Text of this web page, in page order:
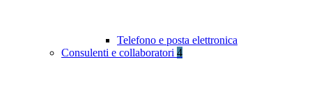
Telefono e posta elettronica
Consulenti e collaboratori 4